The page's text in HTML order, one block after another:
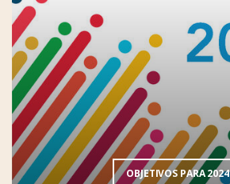
OBJETIVOS PARA 2024